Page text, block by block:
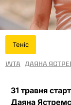
Теніс
WTA Даяна
31 травня
Даяна